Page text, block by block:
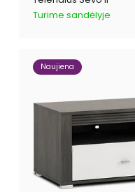
Turime sandėlyje
Naujiena